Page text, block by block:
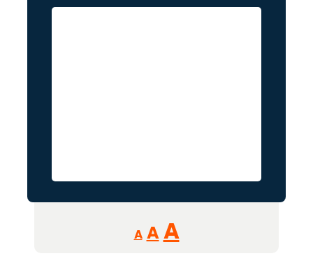
A
Reducir
tamaño
A Restablecer
AAumentar